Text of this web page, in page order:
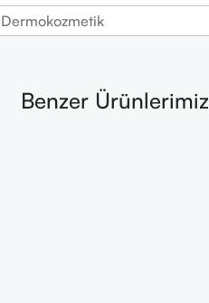
Dermokozmetik
Benzer Ürünlerimiz